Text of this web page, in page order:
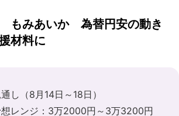
もみあいか 為替円安の動き
材料に
し（8月14日～18日）
想レンジ：3万2000円～3万3200円